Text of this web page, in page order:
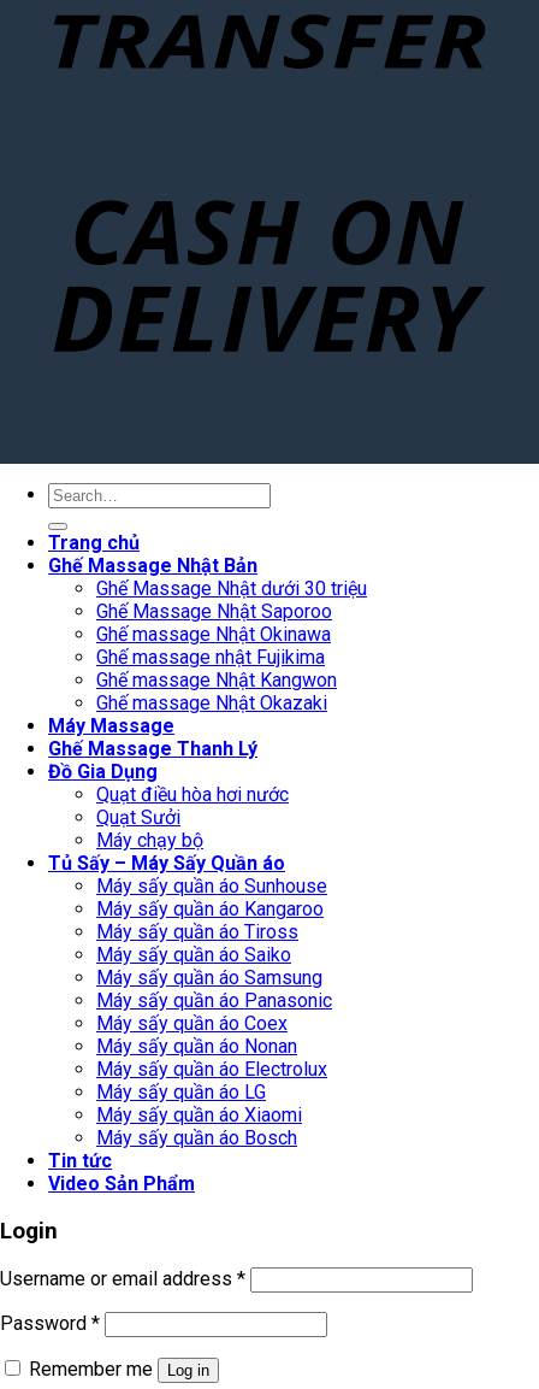
Search
Trang chủ
Ghế Massage Nhật Bản
Ghế Massage Nhật dưới 30 triệu
Ghế Massage Nhật Saporoo
Ghế massage Nhật Okinawa
Ghế massage nhật Fujikima
Ghế massage Nhật Kangwon
Ghế massage Nhật Okazaki
Máy Massage
Ghế Massage Thanh Lý
Đồ Gia Dụng
Quạt điều hòa hơi nước
Quạt Sưởi
Máy chạy bộ
Tủ Sấy – Máy Sấy Quần áo
Máy sấy quần áo Sunhouse
Máy sấy quần áo Kangaroo
Máy sấy quần áo Tiross
Máy sấy quần áo Saiko
Máy sấy quần áo Samsung
Máy sấy quần áo Panasonic
Máy sấy quần áo Coex
Máy sấy quần áo Nonan
Máy sấy quần áo Electrolux
Máy sấy quần áo LG
Máy sấy quần áo Xiaomi
Máy sấy quần áo Bosch
Tin tức
Video Sản Phẩm
Login
Username or email address *
Password *
Remember me
Log in